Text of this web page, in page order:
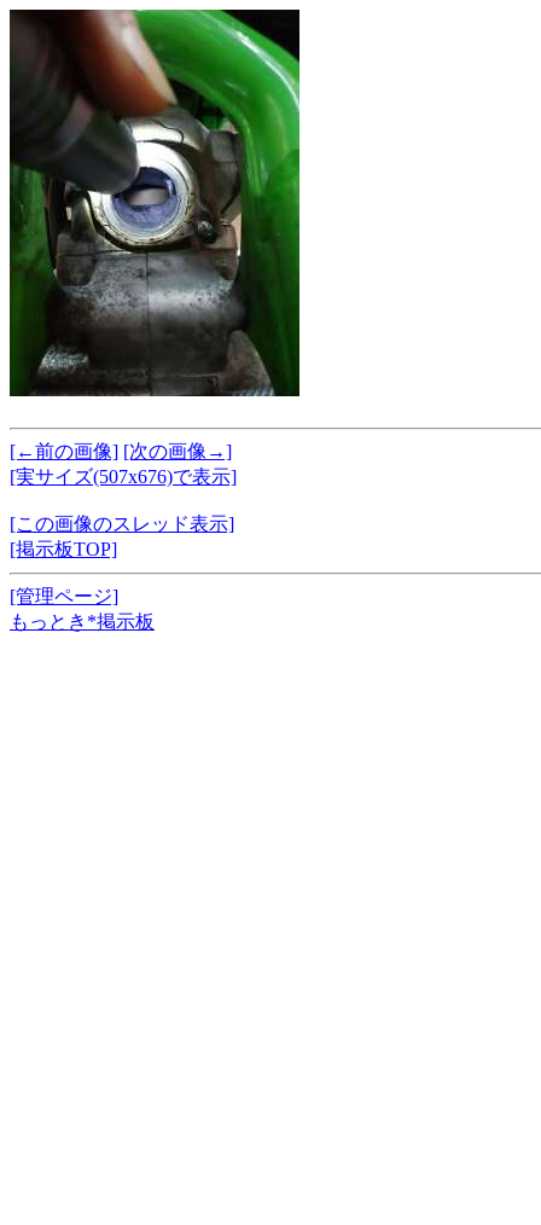
[←前の画像] [次の画像→]
[実サイズ(507x676)で表示]
[この画像のスレッド表示]
[掲示板TOP]
[管理ページ]
もっとき*掲示板